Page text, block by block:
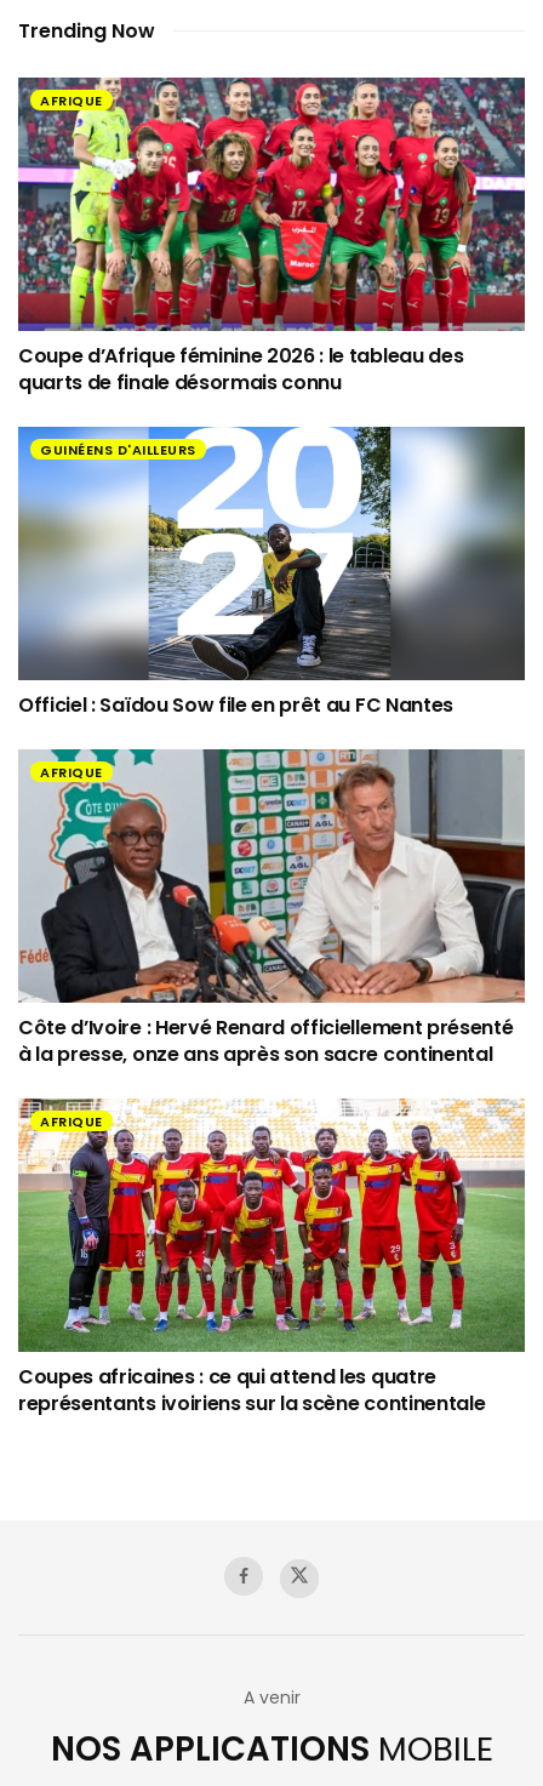
Trending Now
AFRIQUE
Coupe d’Afrique féminine 2026 : le tableau des
quarts de finale désormais connu
GUINÉENS D'AILLEURS
Officiel : Saïdou Sow file en prêt au FC Nantes
AFRIQUE
Côte d’Ivoire : Hervé Renard officiellement présenté
à la presse, onze ans après son sacre continental
AFRIQUE
Coupes africaines : ce qui attend les quatre
représentants ivoiriens sur la scène continentale
A venir
NOS APPLICATIONS MOBILE